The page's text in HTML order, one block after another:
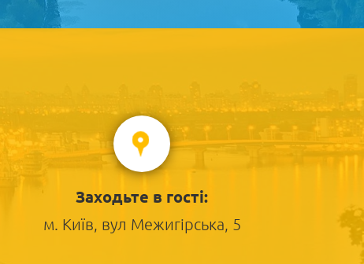
Заходьте в гості:
м. Київ, вул Межигірська, 5